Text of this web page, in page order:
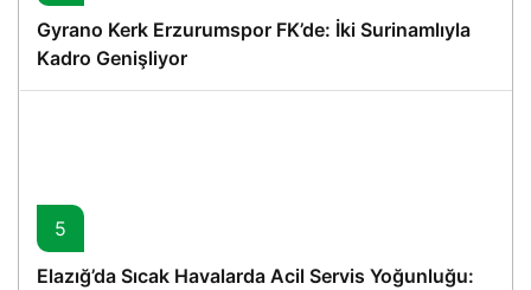
Gyrano Kerk Erzurumspor FK’de: İki Surinamlıyla
Kadro Genişliyor
5
Elazığ’da Sıcak Havalarda Acil Servis Yoğunluğu: